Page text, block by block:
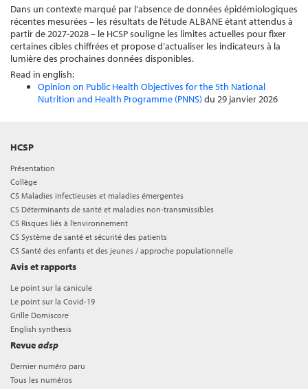
Dans un contexte marqué par l’absence de données épidémiologiques
récentes mesurées – les résultats de l’étude ALBANE étant attendus à
partir de 2027-2028 – le HCSP souligne les limites actuelles pour fixer
certaines cibles chiffrées et propose d’actualiser les indicateurs à la
lumière des prochaines données disponibles.
Read in english:
Opinion on Public Health Objectives for the 5th National
Nutrition and Health Programme (PNNS) du 29 janvier 2026
HCSP
Présentation
Collège
CS Maladies infectieuses et maladies émergentes
CS Déterminants de santé et maladies non-transmissibles
CS Risques liés à l’environnement
CS Système de santé et sécurité des patients
CS Santé des enfants et des jeunes / approche populationnelle
Avis et rapports
Le point sur la canicule
Le point sur la Covid-19
Grille Domiscore
English synthesis
Revueadsp
Dernier numéro paru
Tous les numéros